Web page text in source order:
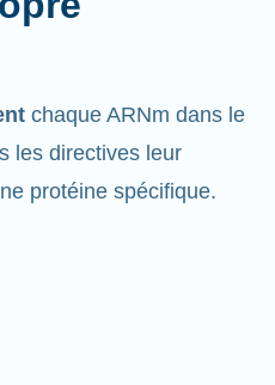
les directives leur
protéine spécifique.